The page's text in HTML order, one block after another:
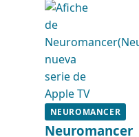
NEUROMANCER
Neuromancer